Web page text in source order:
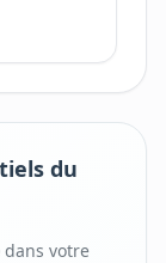
du
dans votre